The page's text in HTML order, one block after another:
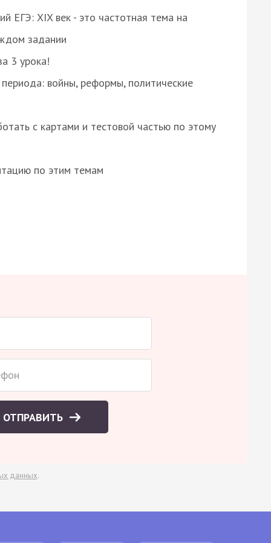
ЕГЭ: XIX век - это частотная тема на
задании
3 урока!
войны, реформы, политические
с картами и тестовой частью по этому
по этим темам
ОТПРАВИТЬ
данных.